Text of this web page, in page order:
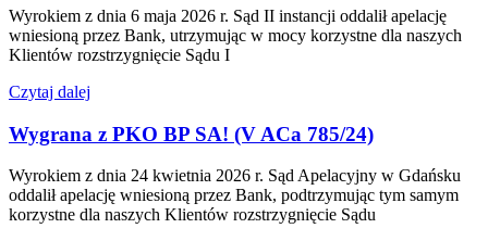
Wyrokiem z dnia 6 maja 2026 r. Sąd II instancji oddalił apelację
wniesioną przez Bank, utrzymując w mocy korzystne dla naszych
Klientów rozstrzygnięcie Sądu I
Czytaj dalej
Wygrana z PKO BP SA! (V ACa 785/24)
Wyrokiem z dnia 24 kwietnia 2026 r. Sąd Apelacyjny w Gdańsku
oddalił apelację wniesioną przez Bank, podtrzymując tym samym
korzystne dla naszych Klientów rozstrzygnięcie Sądu